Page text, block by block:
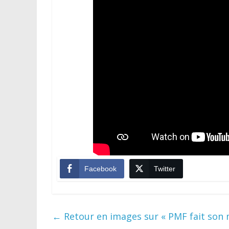
Facebook Twitter
← Retour en images sur « PMF fait son